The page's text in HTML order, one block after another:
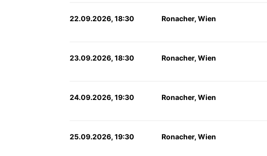
22.09.2026, 18:30 Ronacher, Wien
23.09.2026, 18:30 Ronacher, Wien
24.09.2026, 19:30 Ronacher, Wien
25.09.2026, 19:30 Ronacher, Wien